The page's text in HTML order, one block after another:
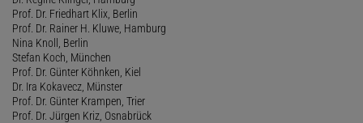
Prof. Dr. Friedhart Klix, Berlin
Prof. Dr. Rainer H. Kluwe, Hamburg
Nina Knoll, Berlin
Stefan Koch, München
Prof. Dr. Günter Köhnken, Kiel
Dr. Ira Kokavecz, Münster
Prof. Dr. Günter Krampen, Trier
Prof. Dr. Jürgen Kriz, Osnabrück